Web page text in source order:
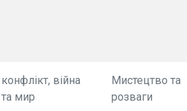
конфлікт, війна
та мир
Мистецтво та
розваги